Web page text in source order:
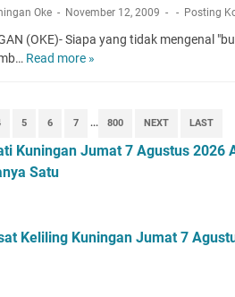
Kepuh Kuningan Kamis 6 Agustus 2026,
Kuningan Jumat 7 Agustus 2026 Ada Tiga,
a
p
n
T
k
Oke November 12, 2009 Posting
(OKE)- Siapa yang tidak mengenal
Read more »
o
e
5 6 7 ... 800 NEXT LAST
Kuningan Jumat 7 Agustus 2026
Satu
Keliling Kuningan Jumat 7